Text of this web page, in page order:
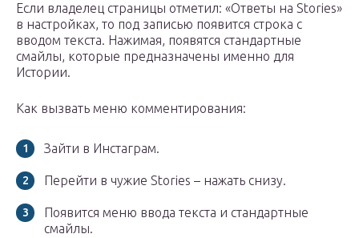
Если владелец страницы отметил: «Ответы на Stories»
в настройках, то под записью появится строка с
вводом текста. Нажимая, появятся стандартные
смайлы, которые предназначены именно для
Истории.
Как вызвать меню комментирования:
Зайти в Инстаграм.
Перейти в чужие Stories – нажать снизу.
Появится меню ввода текста и стандартные
смайлы.